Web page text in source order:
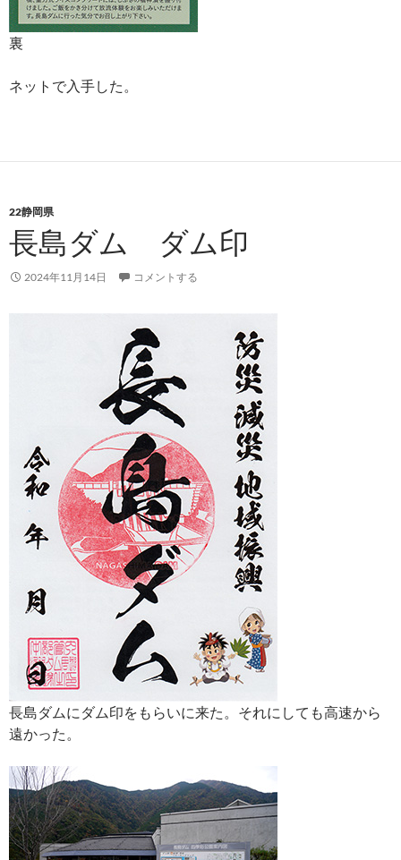
裏
ネットで入手した。
22静岡県
長島ダム ダム印
2024年11月14日 コメントする
長島ダムにダム印をもらいに来た。それにしても高速から
遠かった。